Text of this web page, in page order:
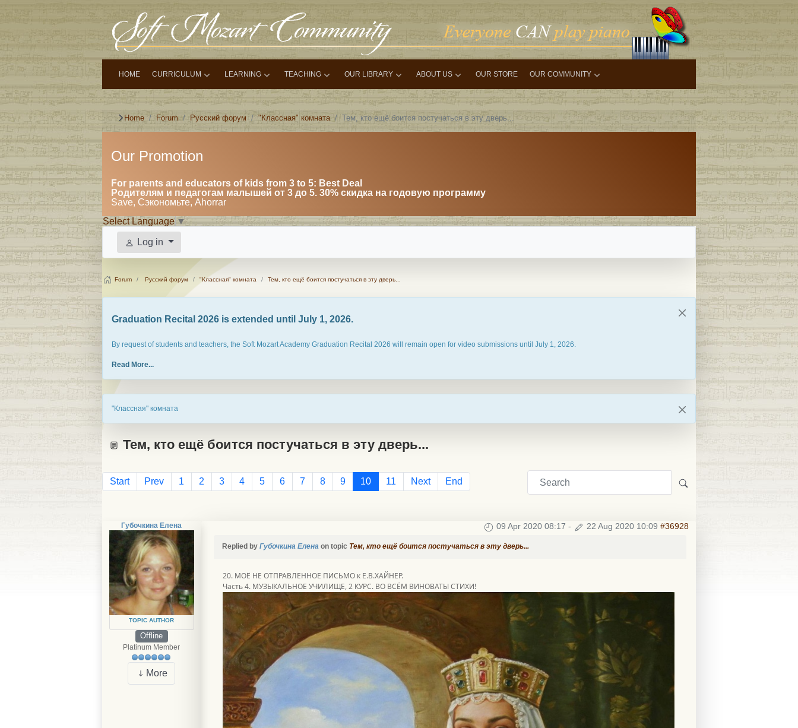
HOME CURRICULUM LEARNING TEACHING OUR LIBRARY ABOUT US OUR STORE OUR COMMUNITY
Home Forum Русский форум "Классная" комната Тем, кто ещё боится постучаться в эту дверь...
Our Promotion
For parents and educators of kids from 3 to 5: Best Deal
Родителям и педагогам малышей от 3 до 5. 30% скидка на годовую программу
Save, Сэкономьте, Ahorrar
Select Language▼
Log in
Forum Русский форум "Классная" комната Тем, кто ещё боится постучаться в эту дверь...
Graduation Recital 2026 is extended until July 1, 2026.
By request of students and teachers, the Soft Mozart Academy Graduation Recital 2026 will remain open for video submissions until July 1, 2026.
Read More...
"Классная" комната
Тем, кто ещё боится постучаться в эту дверь...
Start Prev 1 2 3 4 5 6 7 8 9 10 11 Next End
Губочкина Елена
TOPIC AUTHOR
Offline
Platinum Member
More
09 Apr 2020 08:17 - 22 Aug 2020 10:09 #36928
Replied by Губочкина Еленаon topic Тем, кто ещё боится постучаться в эту дверь...
20. МОЁ НЕ ОТПРАВЛЕННОЕ ПИСЬМО к Е.В.ХАЙНЕР.
Часть 4. МУЗЫКАЛЬНОЕ УЧИЛИЩЕ, 2 КУРС. ВО ВСЁМ ВИНОВАТЫ СТИХИ!